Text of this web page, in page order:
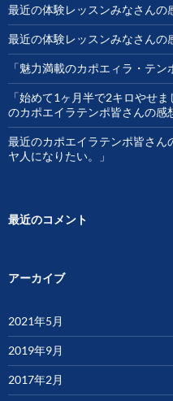
最近の体験レッスンみなさんの
最近の体験レッスンみなさんの
「魅力満載のカポエィラ・テン
「始めて1ヶ月半で2キロやせ
のカポエイラテンポ皆さんの感
最近のカポエイラテンポ皆さん
ヤ人になりたい。」
最近のコメント
アーカイブ
2021年5月
2019年9月
2017年2月